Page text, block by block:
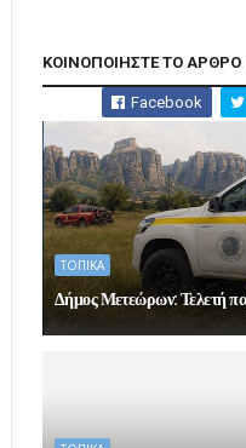
ΚΟΙΝΟΠΟΙΗΣΤΕ ΤΟ
Facebook
ΤΟΠΙΚΑ
Δήμος Μετεώρων: Τελετή